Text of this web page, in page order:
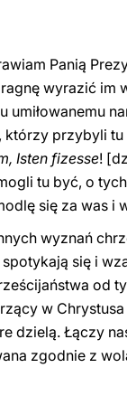
Panią
wyrazić
umiłowanemu
przybyli
Isten fizesse!
tu być, o
się za was i
wyznań
się i
od
w
dzielą. Łączy
zgodnie z